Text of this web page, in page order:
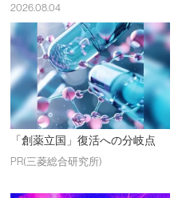
2026.08.04
「創薬立国」復活への分岐点
PR(三菱総合研究所)